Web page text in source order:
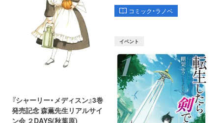
コミック・ラノベ
『シャーリー・メディスン』3巻
発売記念 森薫先生リアルサイ
ン会 ２DAYS(秋葉原)
イベント